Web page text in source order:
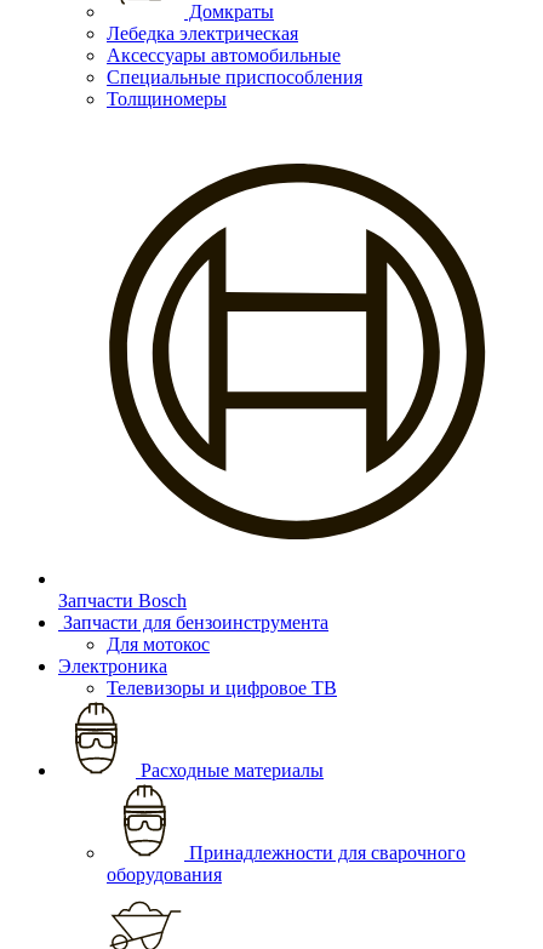
Домкраты
Лебедка электрическая
Аксессуары автомобильные
Специальные приспособления
Толщиномеры
Запчасти Bosch
Запчасти для бензоинструмента
Для мотокос
Электроника
Телевизоры и цифровое ТВ
Расходные материалы
Принадлежности для сварочного
оборудования